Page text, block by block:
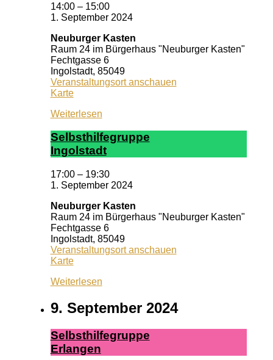
14:00 – 15:00
1. September 2024
Neuburger Kasten
Raum 24 im Bürgerhaus "Neuburger Kasten"
Fechtgasse 6
Ingolstadt, 85049
Veranstaltungsort anschauen
KarteNeuburger
Weiterlesen
Selbst­hil­fe­grup­pe
In­gol­stadt
17:00 – 19:30
1. September 2024
Neuburger Kasten
Raum 24 im Bürgerhaus "Neuburger Kasten"
Fechtgasse 6
Ingolstadt, 85049
Veranstaltungsort anschauen
KarteNeuburger
Weiterlesen
9. September 2024
Selbst­hil­fe­grup­pe
Er­lan­gen